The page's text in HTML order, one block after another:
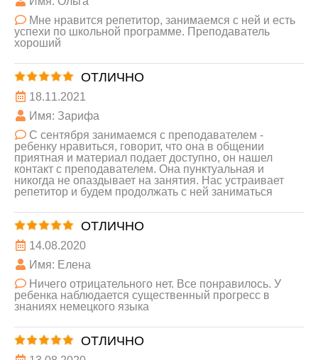
Мне нравится репетитор, занимаемся с ней и есть
успехи по школьной программе. Преподаватель
хороший
ОТЛИЧНО
18.11.2021
Имя: Зарифа
С сентября занимаемся с преподавателем -
ребенку нравиться, говорит, что она в общении
приятная и материал подает доступно, он нашел
контакт с преподавателем. Она пунктуальная и
никогда не опаздывает на занятия. Нас устраивает
репетитор и будем продолжать с ней заниматься
ОТЛИЧНО
14.08.2020
Имя: Елена
Ничего отрицательного нет. Все понравилось. У
ребенка наблюдается существенный прогресс в
знаниях немецкого языка
ОТЛИЧНО